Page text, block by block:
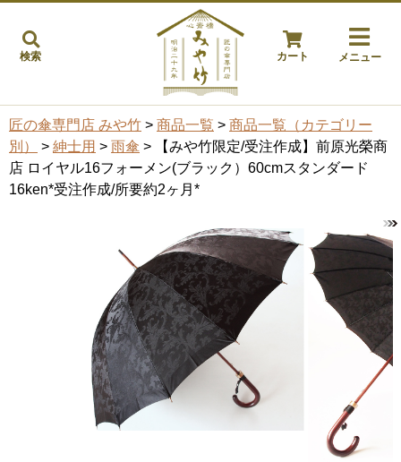
検索 カート メニュー
匠の傘専門店 みや竹 > 商品一覧 > 商品一覧（カテゴリー
別）
> 紳士用 > 雨傘 > 【みや竹限定/受注作成】前原光榮商
店 ロイヤル16フォーメン(ブラック）60cmスタンダード
16ken*受注作成/所要約2ヶ月*